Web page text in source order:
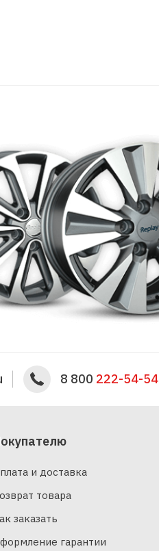
8 800 222-54-54
и доставка
товара
заказать
гарантии